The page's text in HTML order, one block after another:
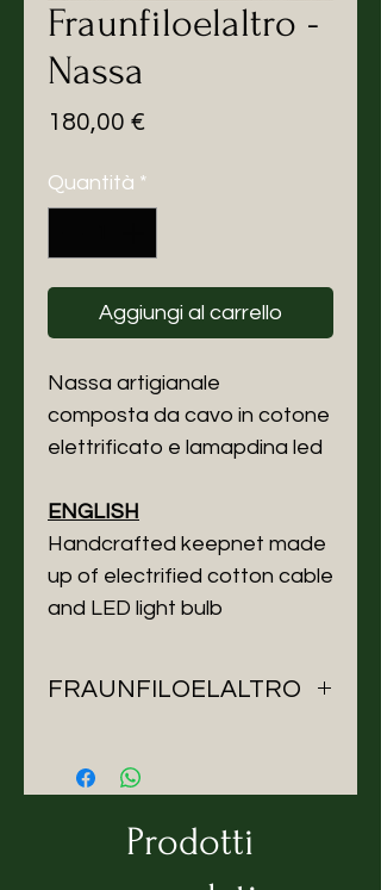
Fraunfiloelaltro -
Nassa
180,00 €
Quantità *
Aggiungi al carrello
Nassa artigianale
composta da cavo in cotone
elettrificato e lamapdina led
ENGLISH
Handcrafted keepnet made
up of electrified cotton cable
and LED light bulb
FRAUNFILOELALTRO
la creatività da Francesca Crispo
nella meravigliosa terra sarda, la
terra del vento.
Le luci sono proprio quel vento
che è stile di vita, gusto e
Prodotti